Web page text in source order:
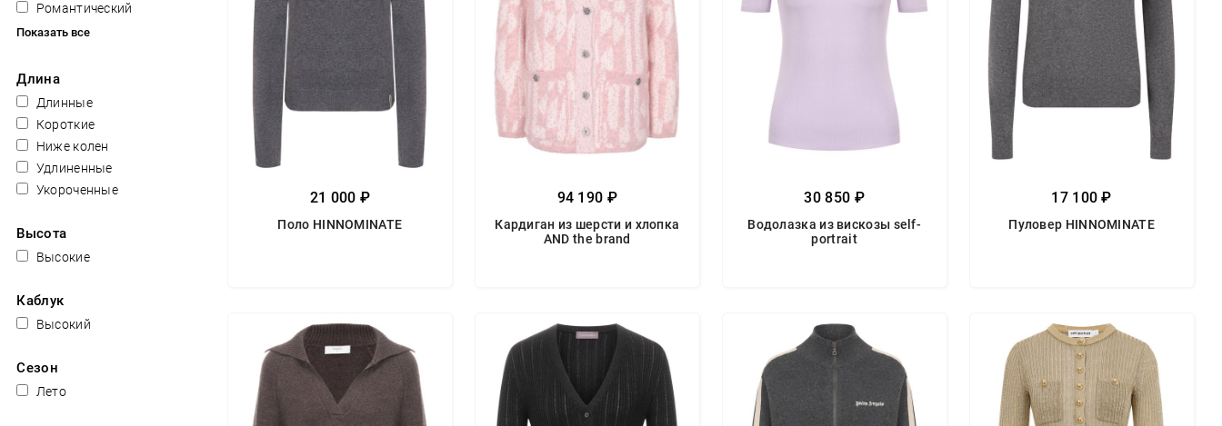
Романтический
Показать все
Длина
Длинные
Короткие
Ниже колен
Удлиненные
Укороченные
Высота
Высокие
Каблук
Высокий
Сезон
Лето
21 000 ₽
Поло HINNOMINATE
94 190 ₽
Кардиган из шерсти и хлопка
AND the brand
30 850 ₽
Водолазка из вискозы self-
portrait
17 100 ₽
Пуловер HINNOMINATE